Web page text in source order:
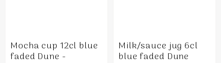
Mocha cup 12cl blue
faded Dune -
Milk/sauce jug 6cl
blue faded Dune